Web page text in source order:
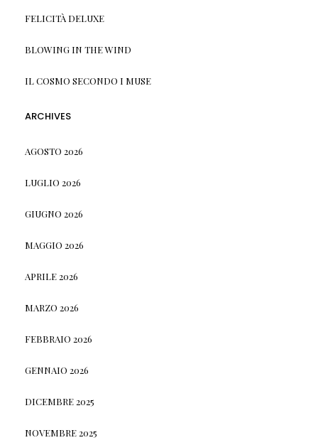
FELICITÀ DELUXE
BLOWING IN THE WIND
IL COSMO SECONDO I MUSE
ARCHIVES
AGOSTO 2026
LUGLIO 2026
GIUGNO 2026
MAGGIO 2026
APRILE 2026
MARZO 2026
FEBBRAIO 2026
GENNAIO 2026
DICEMBRE 2025
NOVEMBRE 2025